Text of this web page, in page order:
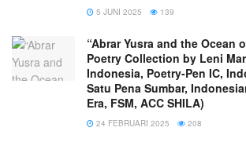
5 JUNI 2025 139
“Abrar Yusra and the Ocean
Poetry Collection by Leni
Indonesia, Poetry-Pen IC,
Satu Pena Sumbar,
Era, FSM, ACC SHILA)
24 FEBRUARI 2025 208